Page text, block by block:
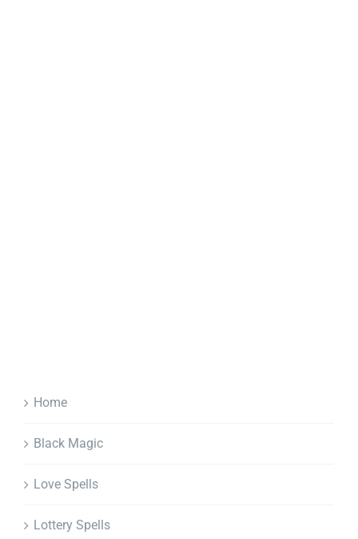
Home
Black Magic
Love Spells
Lottery Spells